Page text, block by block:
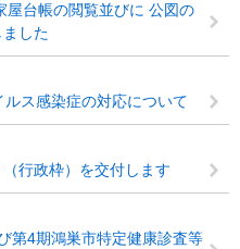
屋台帳の閲覧並びに 公図の
した
ス感染症の対応について
行政枠）を交付します
第4期鴻巣市特定健康診査等